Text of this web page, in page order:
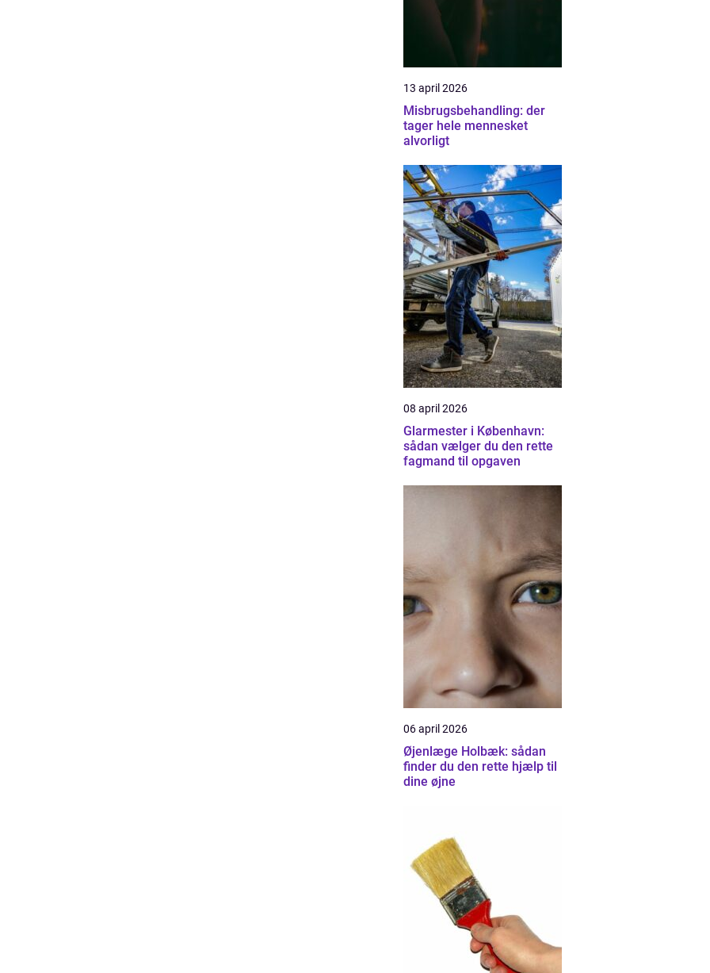
13 april 2026
Misbrugsbehandling: der
tager hele mennesket
alvorligt
08 april 2026
Glarmester i København:
sådan vælger du den rette
fagmand til opgaven
06 april 2026
Øjenlæge Holbæk: sådan
finder du den rette hjælp til
dine øjne